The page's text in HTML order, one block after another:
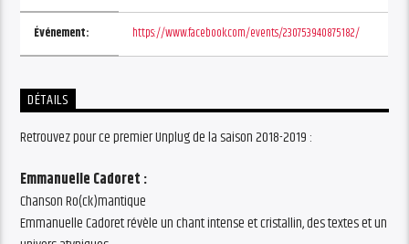
Événement: https://www.facebook.com/events/230753940875182/
DÉTAILS
Retrouvez pour ce premier Unplug de la saison 2018-2019 :
Emmanuelle Cadoret :
Chanson Ro(ck)mantique
Emmanuelle Cadoret révèle un chant intense et cristallin, des textes et un